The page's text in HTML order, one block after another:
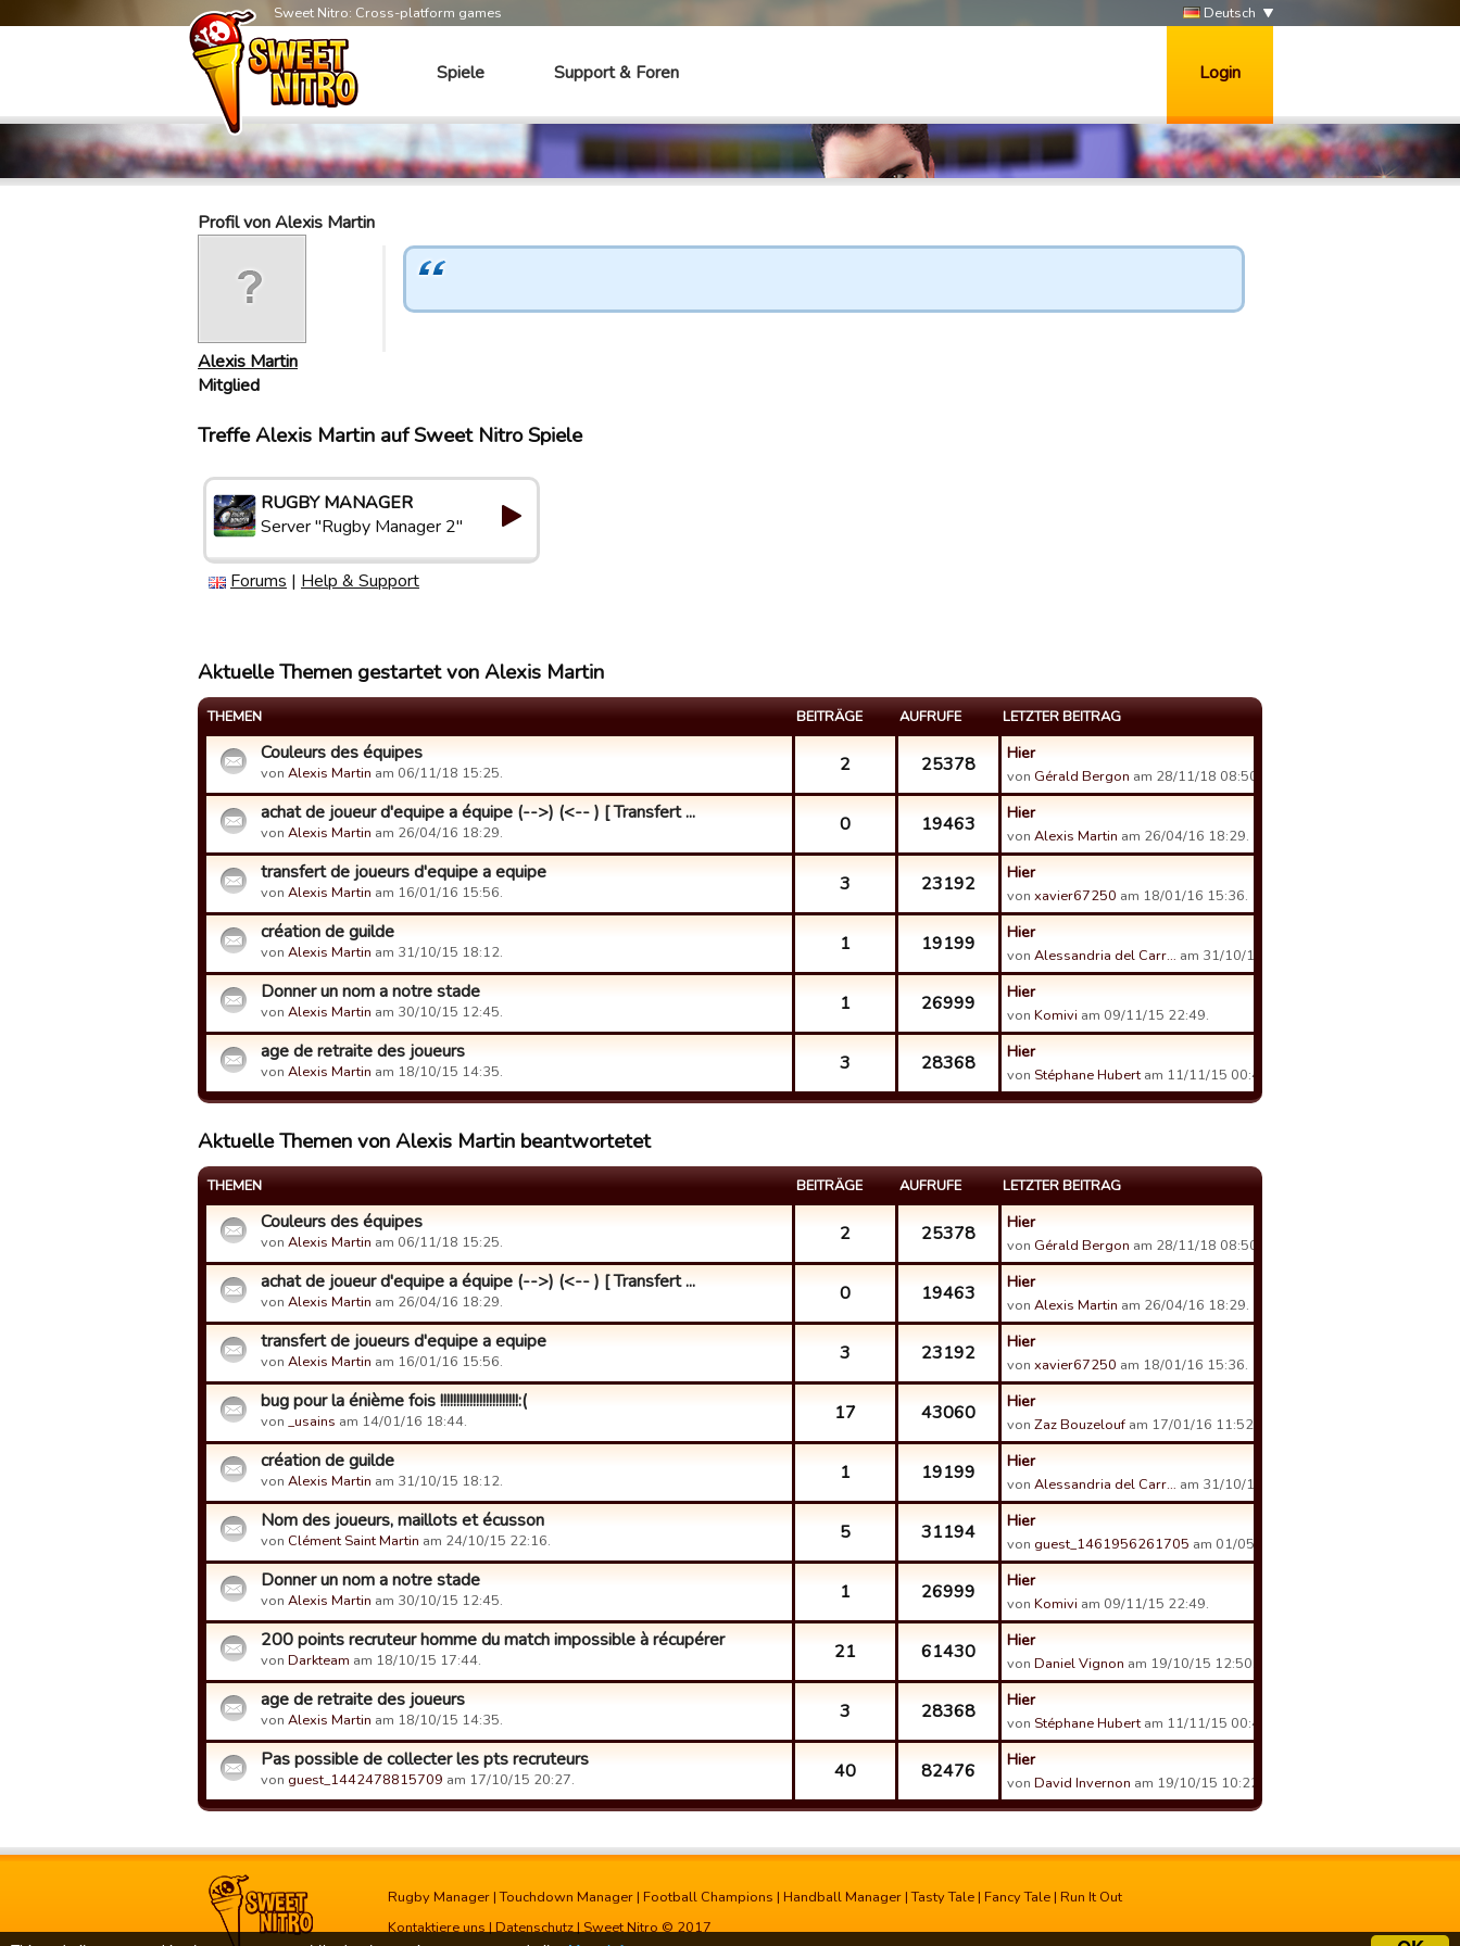
Sweet Nitro: Cross-platform games Deutsch
Spiele Support & Foren Login
Profil von Alexis Martin
Alexis Martin
Mitglied
Treffe Alexis Martin auf Sweet Nitro Spiele
RUGBY MANAGER
Server "Rugby Manager 2"
Forums | Help & Support
Aktuelle Themen gestartet von Alexis Martin
THEMEN BEITRÄGE AUFRUFE LETZTER BEITRAG
Couleurs des équipes
von Alexis Martin am 06/11/18 15:25. 2 25378 Hier
von Gérald Bergon am 28/11/18 08:50.
achat de joueur d'equipe a équipe (-->) (<-- ) [ Transfert ...
von Alexis Martin am 26/04/16 18:29. 0 19463 Hier
von Alexis Martin am 26/04/16 18:29.
transfert de joueurs d'equipe a equipe
von Alexis Martin am 16/01/16 15:56. 3 23192 Hier
von xavier67250 am 18/01/16 15:36.
création de guilde
von Alexis Martin am 31/10/15 18:12. 1 19199 Hier
von Alessandria del Carr… am 31/10/15 18:14.
Donner un nom a notre stade
von Alexis Martin am 30/10/15 12:45. 1 26999 Hier
von Komivi am 09/11/15 22:49.
age de retraite des joueurs
von Alexis Martin am 18/10/15 14:35. 3 28368 Hier
von Stéphane Hubertam 11/11/15 00:41.
Aktuelle Themen von Alexis Martin beantwortetet
THEMEN BEITRÄGE AUFRUFE LETZTER BEITRAG
Couleurs des équipes
von Alexis Martin am 06/11/18 15:25. 2 25378 Hier
von Gérald Bergon am 28/11/18 08:50.
achat de joueur d'equipe a équipe (-->) (<-- ) [ Transfert ...
von Alexis Martin am 26/04/16 18:29. 0 19463 Hier
von Alexis Martin am 26/04/16 18:29.
transfert de joueurs d'equipe a equipe
von Alexis Martin am 16/01/16 15:56. 3 23192 Hier
von xavier67250 am 18/01/16 15:36.
bug pour la énième fois !!!!!!!!!!!!!!!!!!!!!!!!:(
von _usains am 14/01/16 18:44. 17 43060 Hier
von Zaz Bouzelouf am 17/01/16 11:52.
création de guilde
von Alexis Martin am 31/10/15 18:12. 1 19199 Hier
von Alessandria del Carr… am 31/10/15 18:14.
Nom des joueurs, maillots et écusson
von Clément Saint Martin am 24/10/15 22:16. 5 31194 Hier
von guest_1461956261705 am 01/05/16 14:38.
Donner un nom a notre stade
von Alexis Martin am 30/10/15 12:45. 1 26999 Hier
von Komivi am 09/11/15 22:49.
200 points recruteur homme du match impossible à récupérer
von Darkteam am 18/10/15 17:44. 21 61430 Hier
von Daniel Vignon am 19/10/15 12:50.
age de retraite des joueurs
von Alexis Martin am 18/10/15 14:35. 3 28368 Hier
von Stéphane Hubertam 11/11/15 00:41.
Pas possible de collecter les pts recruteurs
von guest_1442478815709 am 17/10/15 20:27. 40 82476 Hier
von David Invernon am 19/10/15 10:22.
Rugby Manager |Touchdown Manager | Football Champions | Handball Manager |Tasty Tale | Fancy Tale | Run It Out
Kontaktiere uns|Datenschutz| Sweet Nitro © 2017